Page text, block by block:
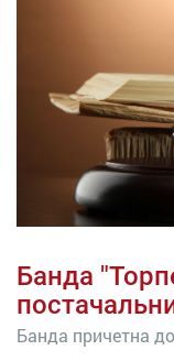
Банда
Банда причетна